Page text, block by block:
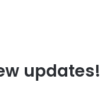
updates!